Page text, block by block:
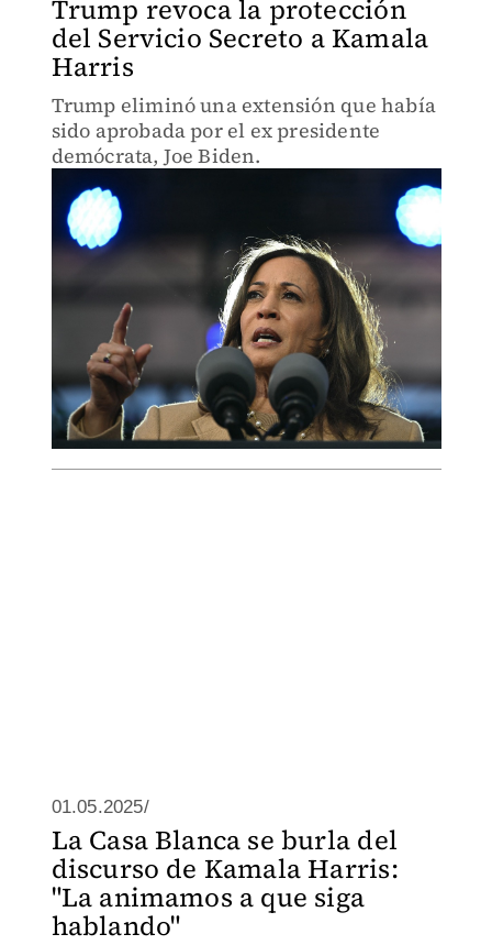
Trump revoca la protección
del Servicio Secreto a Kamala
Harris
Trump eliminó una extensión que había
sido aprobada por el ex presidente
demócrata, Joe Biden.
01.05.2025/
La Casa Blanca se burla del
discurso de Kamala Harris:
"La animamos a que siga
hablando"